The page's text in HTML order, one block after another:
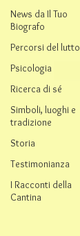
News da Il Tuo
Biografo
Percorsi del lutto
Psicologia
Ricerca di sé
Simboli, luoghi e
tradizione
Storia
Testimonianza
I Racconti della
Cantina